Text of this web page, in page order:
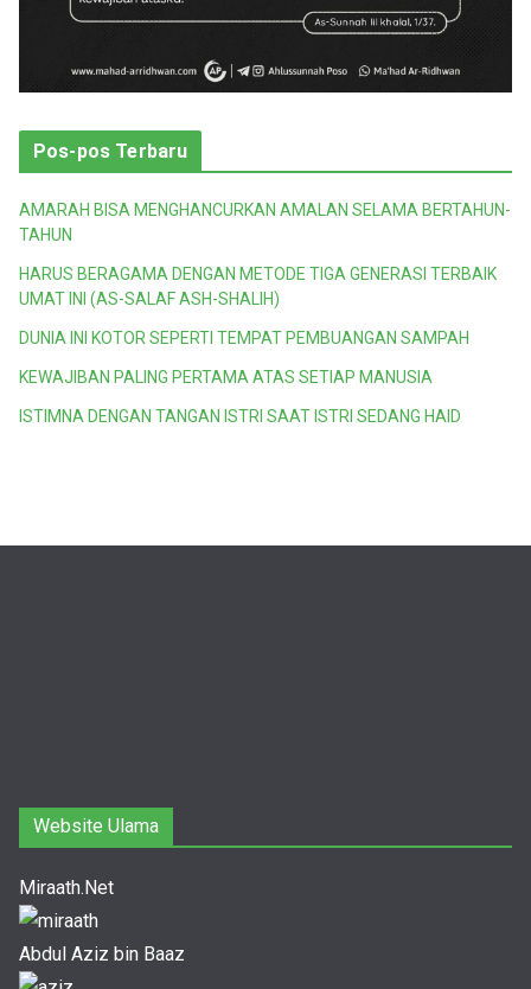
Pos-pos Terbaru
AMARAH BISA MENGHANCURKAN AMALAN SELAMA BERTAHUN-
TAHUN
HARUS BERAGAMA DENGAN METODE TIGA GENERASI TERBAIK
UMAT INI (AS-SALAF ASH-SHALIH)
DUNIA INI KOTOR SEPERTI TEMPAT PEMBUANGAN SAMPAH
KEWAJIBAN PALING PERTAMA ATAS SETIAP MANUSIA
ISTIMNA DENGAN TANGAN ISTRI SAAT ISTRI SEDANG HAID
Website Ulama
Miraath.Net
Abdul Aziz bin Baaz